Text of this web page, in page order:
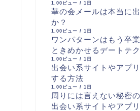
1.00ビュー / 1日
華の会メールは本当に
か？
1.00ビュー / 1日
ワンパターンはもう卒
ときめかせるデートテ
1.00ビュー / 1日
出会い系サイトやアプ
する方法
1.00ビュー / 1日
周りには言えない秘密
出会い系サイトやアプ